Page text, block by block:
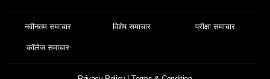
नवीनतम समाचार विशेष समाचार परीक्षा समाचार
कॉलेज समाचार